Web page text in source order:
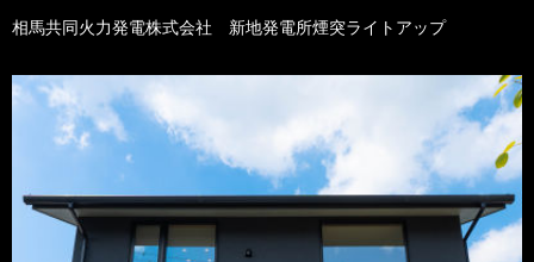
相馬共同火力発電株式会社 新地発電所煙突ライトアップ